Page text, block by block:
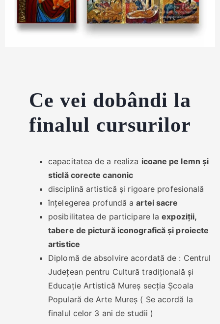
Ce vei dobândi la
finalul cursurilor
capacitatea de a realiza icoane pe lemn și
sticlă corecte canonic
disciplină artistică și rigoare profesională
înțelegerea profundă aartei sacre
posibilitatea de participare laexpoziții,
tabere de pictură iconografică și proiecte
artistice
Diplomă de absolvire acordată de : Centrul
Județean pentru Cultură tradițională și
Educație Artistică Mureș secția Școala
Populară de Arte Mureș ( Se acordă la
finalul celor 3 ani de studii )